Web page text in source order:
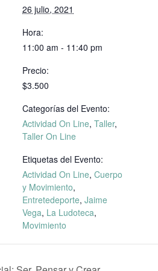
26 julio, 2021
Hora:
11:00 am - 11:40 pm
Precio:
$3.500
Categorías del Evento:
Actividad On Line, Taller,
Taller On Line
Etiquetas del Evento:
Actividad On Line, Cuerpo
y Movimiento,
Entretedeporte, Jaime
Vega, La Ludoteca,
Movimiento